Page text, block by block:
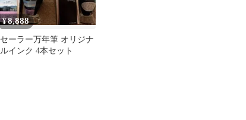
¥8,888
セーラー万年筆 オリジナ
ルインク 4本セット